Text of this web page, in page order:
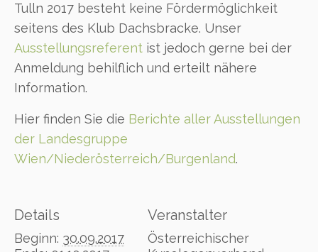
Tulln 2017 besteht keine Fördermöglichkeit
seitens des Klub Dachsbracke. Unser
Ausstellungsreferent ist jedoch gerne bei der
Anmeldung behilflich und erteilt nähere
Information.
Hier finden Sie die Berichte aller Ausstellungen
der Landesgruppe
Wien/Niederösterreich/Burgenland.
Details
Beginn: 30.09.2017
Veranstalter
Österreichischer